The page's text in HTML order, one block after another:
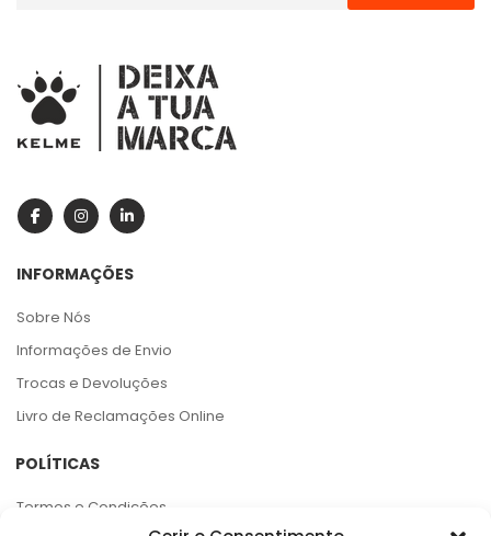
INFORMAÇÕES
Sobre Nós
Informações de Envio
Trocas e Devoluções
Livro de Reclamações Online
POLÍTICAS
Termos e Condições